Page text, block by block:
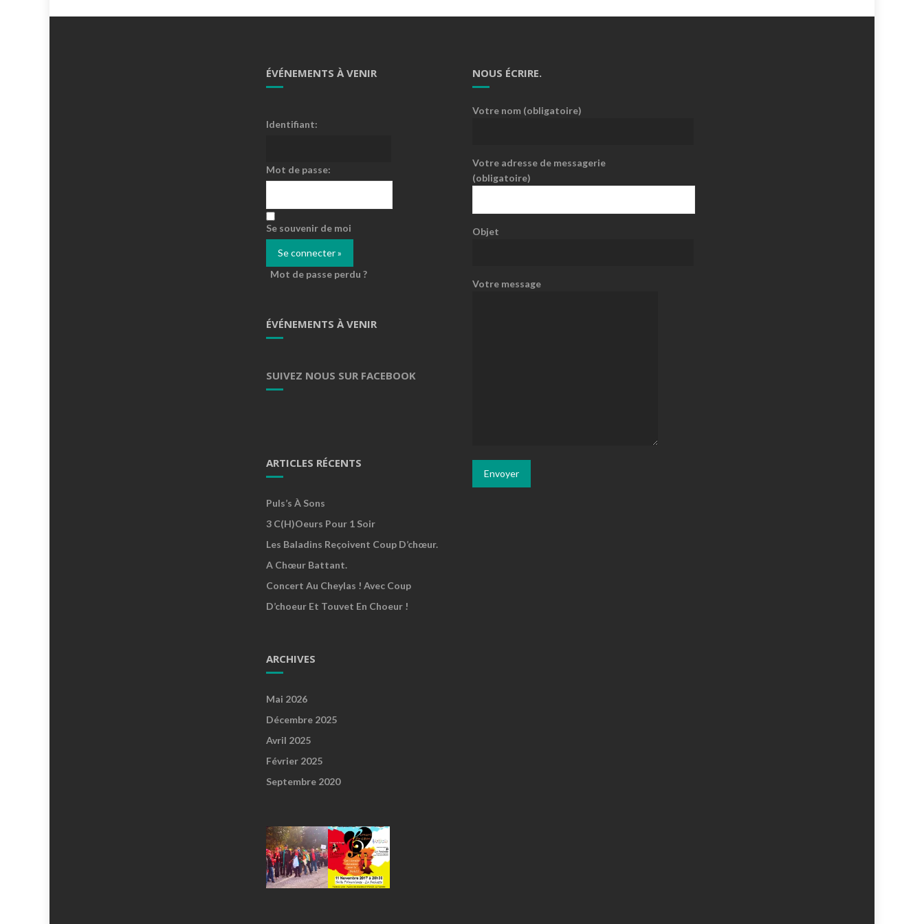
ÉVÉNEMENTS À VENIR
Identifiant:
Mot de passe:
Se souvenir de moi
Mot de passe perdu ?
ÉVÉNEMENTS À VENIR
SUIVEZ NOUS SUR FACEBOOK
ARTICLES RÉCENTS
Puls’s À Sons
3 C(h)oeurs Pour 1 Soir
Les Baladins Reçoivent Coup D’chœur.
A Chœur Battant.
Concert Au Cheylas ! Avec Coup
D’choeur Et Touvet En Choeur !
ARCHIVES
Mai 2026
Décembre 2025
Avril 2025
Février 2025
Septembre 2020
NOUS ÉCRIRE.
Votre nom (obligatoire)
Votre adresse de messagerie
(obligatoire)
Objet
Votre message